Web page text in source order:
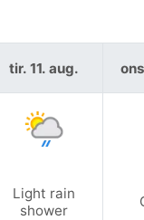
tir. 11. aug.
Light rain
shower